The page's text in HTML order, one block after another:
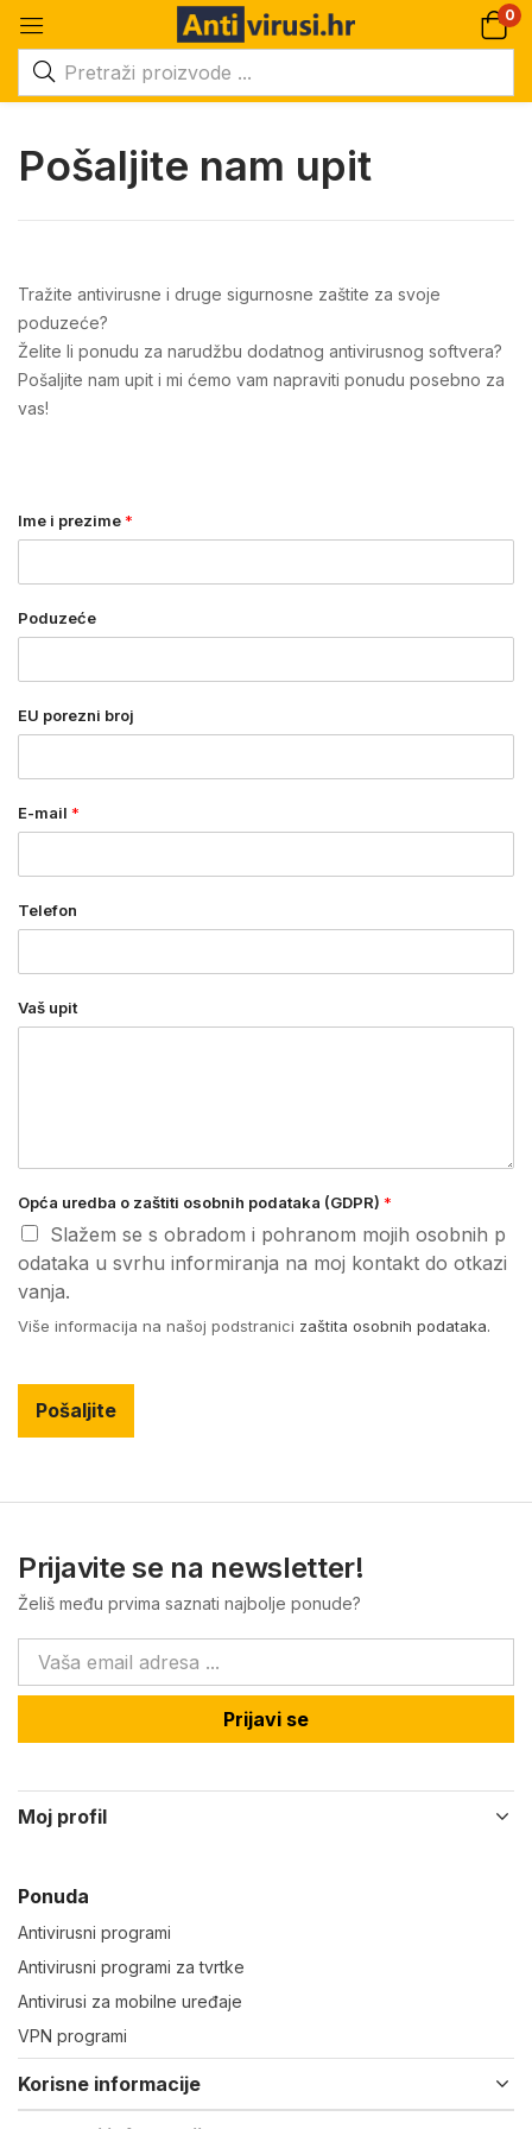
0
Pošaljite nam upit
Tražite antivirusne i druge sigurnosne zaštite za svoje
poduzeće?
Želite li ponudu za narudžbu dodatnog antivirusnog softvera?
Pošaljite nam upit i mi ćemo vam napraviti ponudu posebno za
vas!
Ime i prezime *
Poduzeće
EU porezni broj
E-mail *
Telefon
Vaš upit
Opća uredba o zaštiti osobnih podataka (GDPR) *
Slažem se s obradom i pohranom mojih osobnih p
odataka u svrhu informiranja na moj kontakt do otkazi
vanja.
Više informacija na našoj podstranici zaštita osobnih podataka.
Pošaljite
Prijavite se na newsletter!
Želiš među prvima saznati najbolje ponude?
Prijavi se
Moj profil
Ponuda
Antivirusni programi
Antivirusni programi za tvrtke
Antivirusi za mobilne uređaje
VPN programi
Korisne informacije